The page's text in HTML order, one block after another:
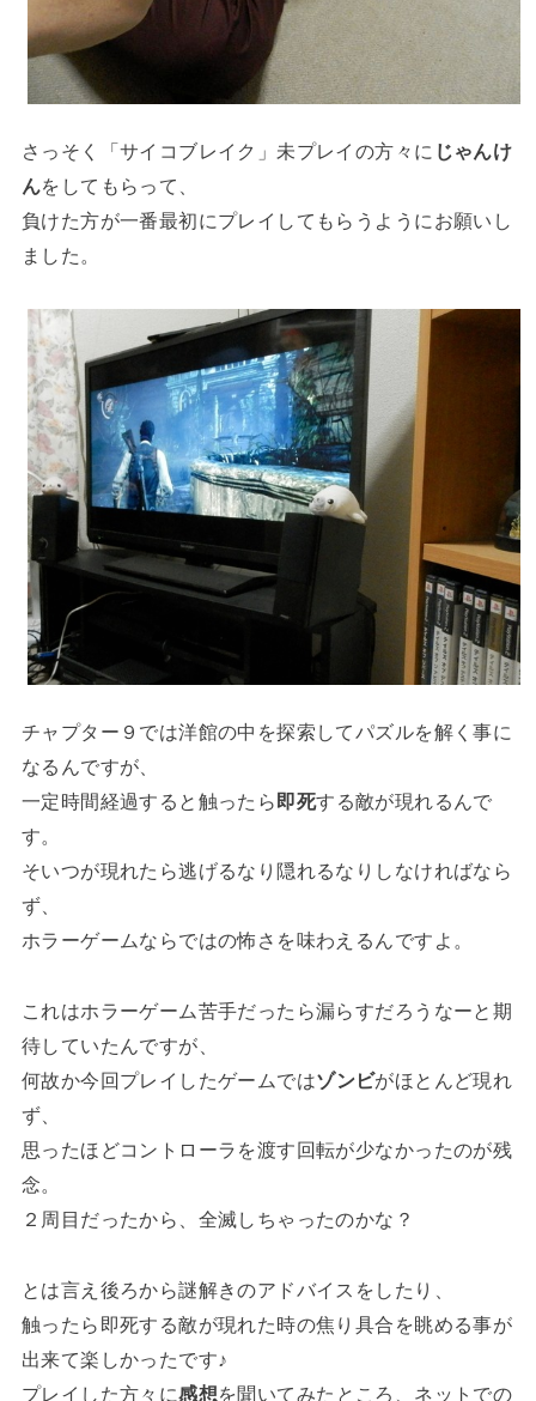
さっそく「サイコブレイク」未プレイの方々に じゃんけ
んをしてもらって、
負けた方が一番最初にプレイしてもらうようにお願いし
ました。
チャプター９では洋館の中を探索してパズルを解く事に
なるんですが、
一定時間経過すると触ったら 即死する敵が現れるんで
す。
そいつが現れたら逃げるなり隠れるなりしなければなら
ず、
ホラーゲームならではの怖さを味わえるんですよ。
これはホラーゲーム苦手だったら漏らすだろうなーと期
待していたんですが、
何故か今回プレイしたゲームではゾンビがほとんど現れ
ず、
思ったほどコントローラを渡す回転が少なかったのが残
念。
２周目だったから、全滅しちゃったのかな？
とは言え後ろから謎解きのアドバイスをしたり、
触ったら即死する敵が現れた時の焦り具合を眺める事が
出来て楽しかったです♪
プレイした方々に感想を聞いてみたところ、ネットでの